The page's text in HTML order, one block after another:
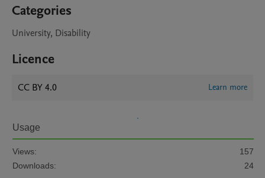
Categories
University, Disability
Licence
CC BY 4.0 Learn more
Usage
Views:
157
Downloads:
24